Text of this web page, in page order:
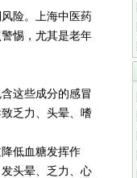
险。上海中医药
惕，尤其是老年
这些成分的感冒
乏力、头晕、嗜
低血糖发挥作
头晕、乏力、心